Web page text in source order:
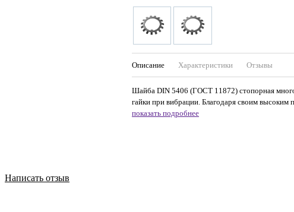
Описание Характеристики Отзывы
Шайба DIN 5406 (ГОСТ 11872) стопорная
гайки при вибрации. Благодаря своим высоким
показать подробнее
Написать отзыв